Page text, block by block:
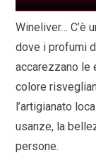
Wineliver… C’è
dove i profumi
accarezzano le
colore
l’artigianato
usanze, la
persone.